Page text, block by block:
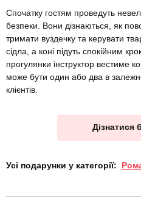
Спочатку гостям проведуть
безпеки. Вони дізнаються, як
тримати вуздечку та керувати
сідла, а коні підуть спокійним
прогулянки інструктор вестиме
може бути один або два в
клієнтів.
Дізнатися
Усі подарунки у категорії: